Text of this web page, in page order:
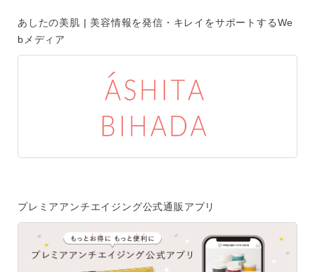
よくあるお問い合せ
ギフトラッピングサービス
ベストコスメ受賞履歴
あしたの美肌 | 美容情報を発信・キレイをサポートするWe
あしたの美肌 | 美容情報を発信・キレイをサポートするWe
bメディア
プレミアアンチエイジング公式通販アプリ